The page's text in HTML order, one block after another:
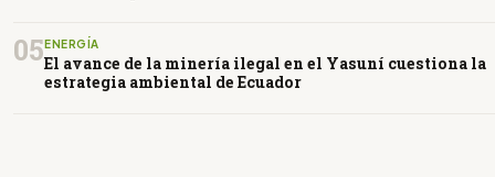
05ENERGÍA
El avance de la minería ilegal en el Yasuní cuestiona la
estrategia ambiental de Ecuador